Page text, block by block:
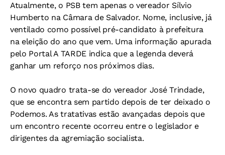
Atualmente, o PSB tem apenas o vereador Sílvio
Humberto na Câmara de Salvador. Nome, inclusive, já
ventilado como possível pré-candidato à prefeitura
na eleição do ano que vem. Uma informação apurada
pelo Portal A TARDEindica que a legenda deverá
ganhar um reforço nos próximos dias.
O novo quadro trata-se do vereador José Trindade,
que se encontra sem partido depois de ter deixado o
Podemos. As tratativas estão avançadas depois que
um encontro recente ocorreu entre o legislador e
dirigentes da agremiação socialista.